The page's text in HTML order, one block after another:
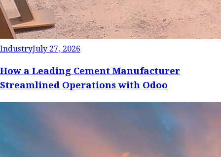
IndustryJuly 27, 2026
How a Leading Cement Manufacturer
Streamlined Operations with Odoo